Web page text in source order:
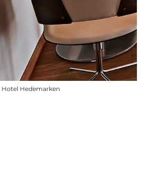
Hotel Hedemarken